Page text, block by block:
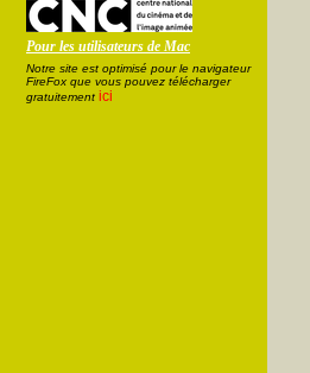
Pour les utilisateurs de Mac
Notre site est optimisé pour le navigateur
FireFox que vous pouvez télécharger
gratuitement ici